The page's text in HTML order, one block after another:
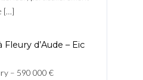
[…]
d’Aude – Eic
– 590 000 €